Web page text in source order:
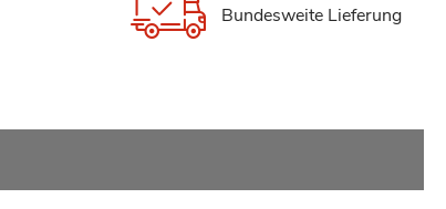
Bundesweite Lieferung